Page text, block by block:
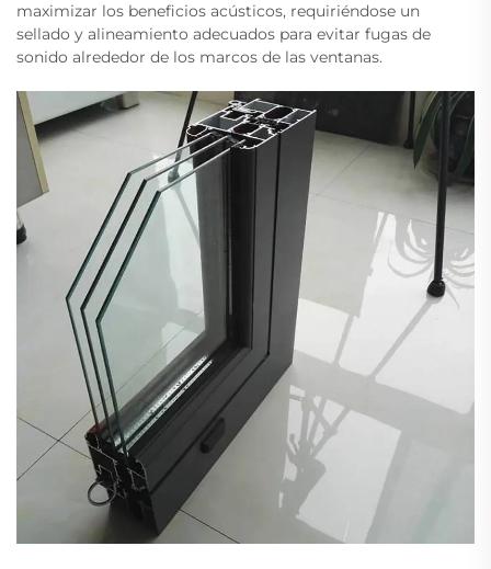
maximizar los beneficios acústicos, requiriéndose un
sellado y alineamiento adecuados para evitar fugas de
sonido alrededor de los marcos de las ventanas.